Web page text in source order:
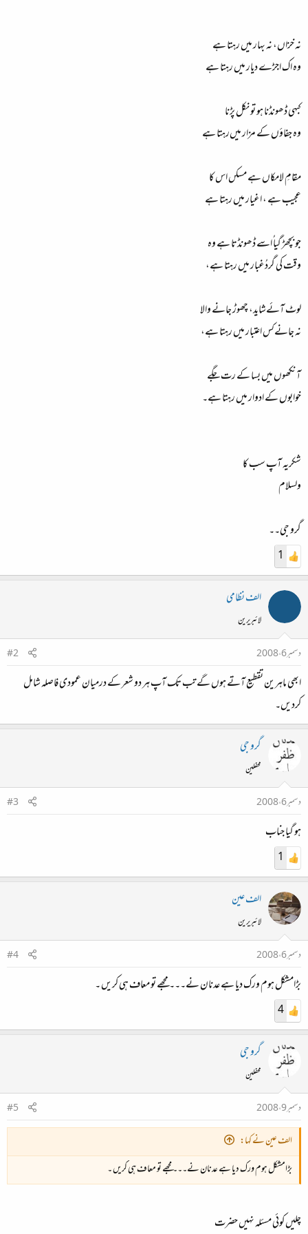
نہ خزاں، نہ بہار میں رہتا ہے
وہ اک اجڑے دیار میں رہتا ہے
کبہی ڈھونڈنا ہو تو نکل پڑنا
وہ جفاؤں کے مزار میں‌رہتا ہے
مقامِ لامکاں ہے مسکں اس کا
عجیب ہے ، اغیار میں رہتا ہے
جو بچھڑ گیا ُاسے ڈھونڈتا ہے وہ
وقت کی گردُغبار میں رہتا ہے،
لوٹ آئےشاید، چھوڑ جانے والا
نہ جانےکس اعتبار میں رہتا ہے،
آنکھوں میں بسا کے رت جگے
خوابوں کے ادوار میں رہتا ہے۔
شکریہ آپ سب کا
ولسلام
گرو جی۔۔
1
الف نظامی
لائبریرین
دسمبر 6، 2008
#2
ابھی ماہرین تقطیع آتے ہوں گے تب تک آپ ہر دو شعر کے درمیان عمودی فاصلہ شامل
کردیں۔
گرو جی
محفلین
دسمبر 6، 2008
#3
ہو گیا جناب
1
الف عین
لائبریرین
دسمبر 6، 2008
#4
بڑامشکل ہوم ورک دیا ہے عدنان نے۔۔۔ مجھے تو معاف ہی کریں ۔
4
گرو جی
محفلین
دسمبر 9، 2008
#5
الف عین نے کہا:
بڑامشکل ہوم ورک دیا ہے عدنان نے۔۔۔ مجھے تو معاف ہی کریں ۔
چلیں کوئی مسئلہ نہیں حضرت